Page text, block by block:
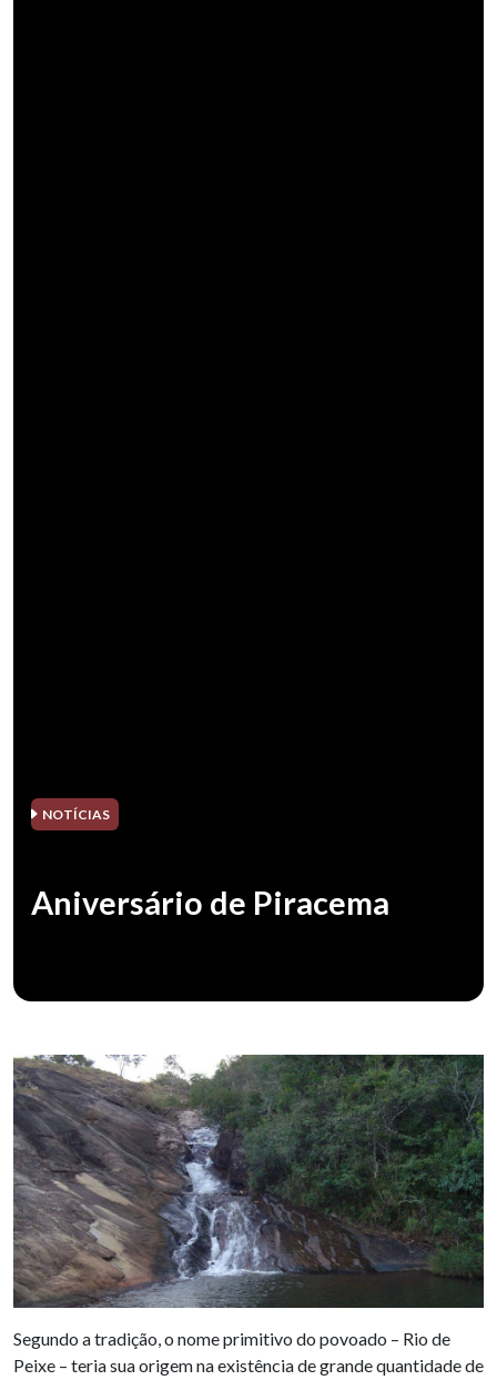
NOTÍCIAS
Aniversário de Piracema
Segundo a tradição, o nome primitivo do povoado – Rio de
Peixe – teria sua origem na existência de grande quantidade de